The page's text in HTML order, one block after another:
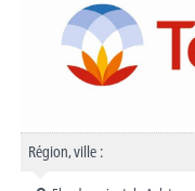
Région, ville :